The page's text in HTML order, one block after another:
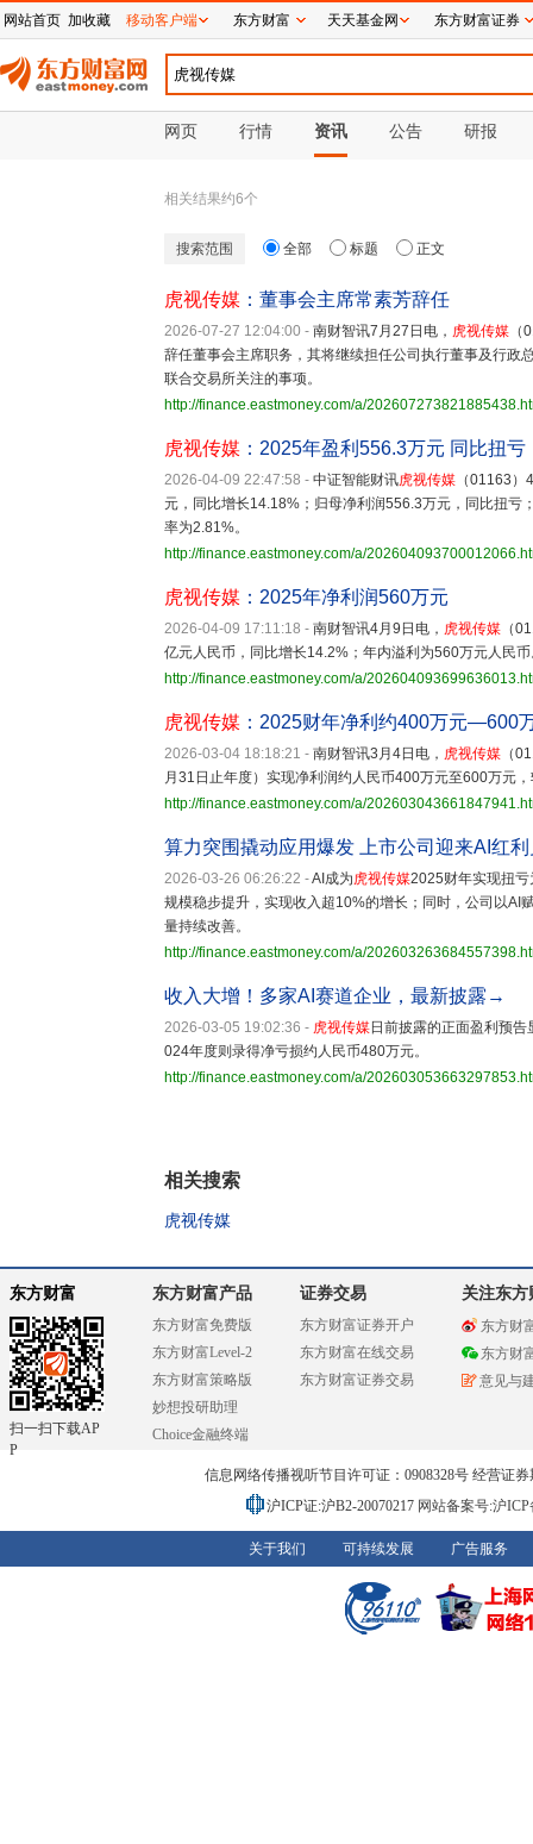
网页 行情 资讯 公告 研报
相关结果约6个
搜索范围 全部 标题 正文
虎视传媒 ：董事会主席常素芳辞任
2026-07-27 12:04:00 - 南财智讯7月27日电， 虎视传媒
辞任董事会主席职务，其将继续担任公司执行董事及行政
联合交易所关注的事项。
http://finance.eastmoney.com/a/
虎视传媒 ：2025年盈利556.3万元 同比扭亏
2026-04-09 22:47:58 - 中证智能财讯虎视传媒 （01163
元，同比增长14.18%；归母净利润556.3万元，同比扭亏
率为2.81%。
http://finance.eastmoney.com/a/
虎视传媒 ：2025年净利润560万元
2026-04-09 17:11:18 - 南财智讯4月9日电， 虎视传媒 （
亿元人民币，同比增长14.2%；年内溢利为560万元人民
http://finance.eastmoney.com/a/
虎视传媒 ：2025财年净利约400万元—600
2026-03-04 18:18:21 - 南财智讯3月4日电， 虎视传媒 （
月31日止年度）实现净利润约人民币400万元至600万元
http://finance.eastmoney.com/a/
算力突围撬动应用爆发 上市公司迎来AI红
2026-03-26 06:26:22 -AI成为虎视传媒2025财年实现扭
规模稳步提升，实现收入超10%的增长；同时，公司以AI
量持续改善。
http://finance.eastmoney.com/a/
收入大增！多家AI赛道企业，最新披露→
2026-03-05 19:02:36 - 虎视传媒日前披露的正面盈利预
024年度则录得净亏损约人民币480万元。
http://finance.eastmoney.com/a/
相关搜索
虎视传媒
东方财富
扫一扫下载AP
P
东方财富产品
东方财富免费版
东方财富Level-2
东方财富策略版
妙想投研助理
Choice金融终端
证券交易
东方财富证券开户
东方财富在线交易
东方财富证券交易
关注东方
东方财
东方财
意见与
信息网络传播视听节目许可证：0908328号 经营证
沪ICP证:沪B2-20070217 网站备案号:沪
关于我们 可持续发展 广告服务
网站首页 加收藏 移动客户端 东方财富 天天基金网 东方财富证券